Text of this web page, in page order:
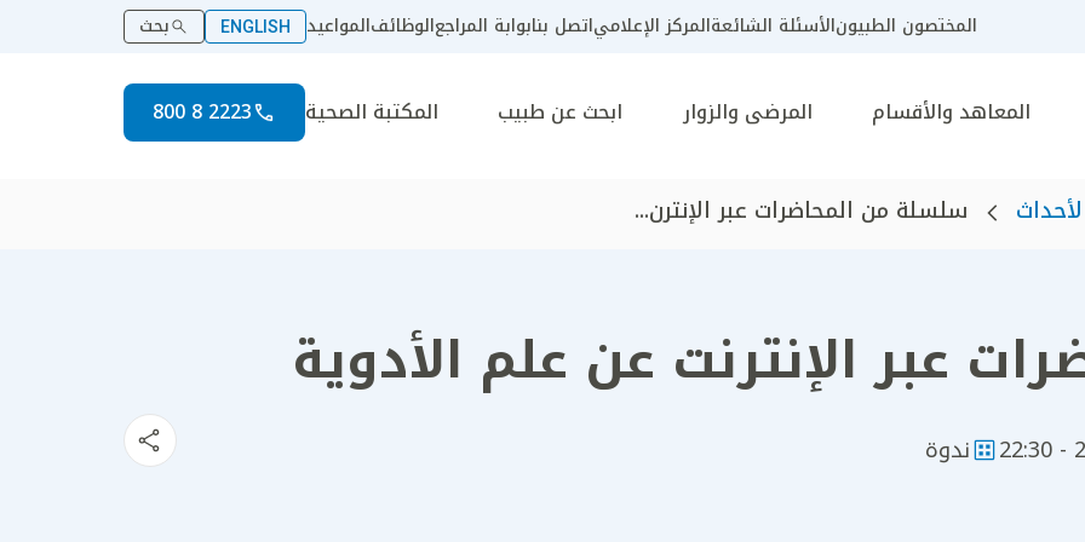
المختصون الطبيونالأسئلة الشائعةالمركز الإعلامياتصل بنابوابة المراجعالوظائفالمواعيد ENGLISH بحث
المعاهد والأقسام المرضى والزوار ابحث عن طبيب المكتبة الصحية 2223 8 800
سلسلة من المحاضرات عبر الإنترن...
عبر الإنترنت عن علم الأدوية
ندوة